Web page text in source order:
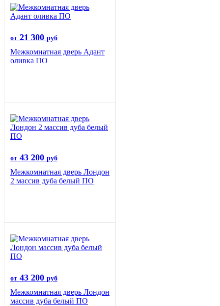
от 21 300 руб
Межкомнатная дверь Адант
оливка ПО
от 43 200 руб
Межкомнатная дверь Лондон
2 массив дуба белый ПО
от 43 200 руб
Межкомнатная дверь Лондон
массив дуба белый ПО